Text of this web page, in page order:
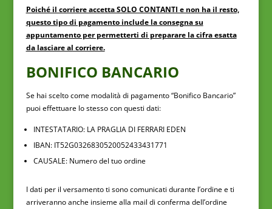
Poiché il corriere accetta SOLO CONTANTI e non ha il resto,
questo tipo di pagamento include la consegna su
appuntamento per permetterti di preparare la cifra esatta
da lasciare al corriere.
BONIFICO BANCARIO
Se hai scelto come modalità di pagamento “Bonifico Bancario”
puoi effettuare lo stesso con questi dati:
INTESTATARIO: LA PRAGLIA DI FERRARI EDEN
IBAN: IT52G0326830520052433431771
CAUSALE: Numero del tuo ordine
I dati per il versamento ti sono comunicati durante l’ordine e ti
arriveranno anche insieme alla mail di conferma dell’ordine